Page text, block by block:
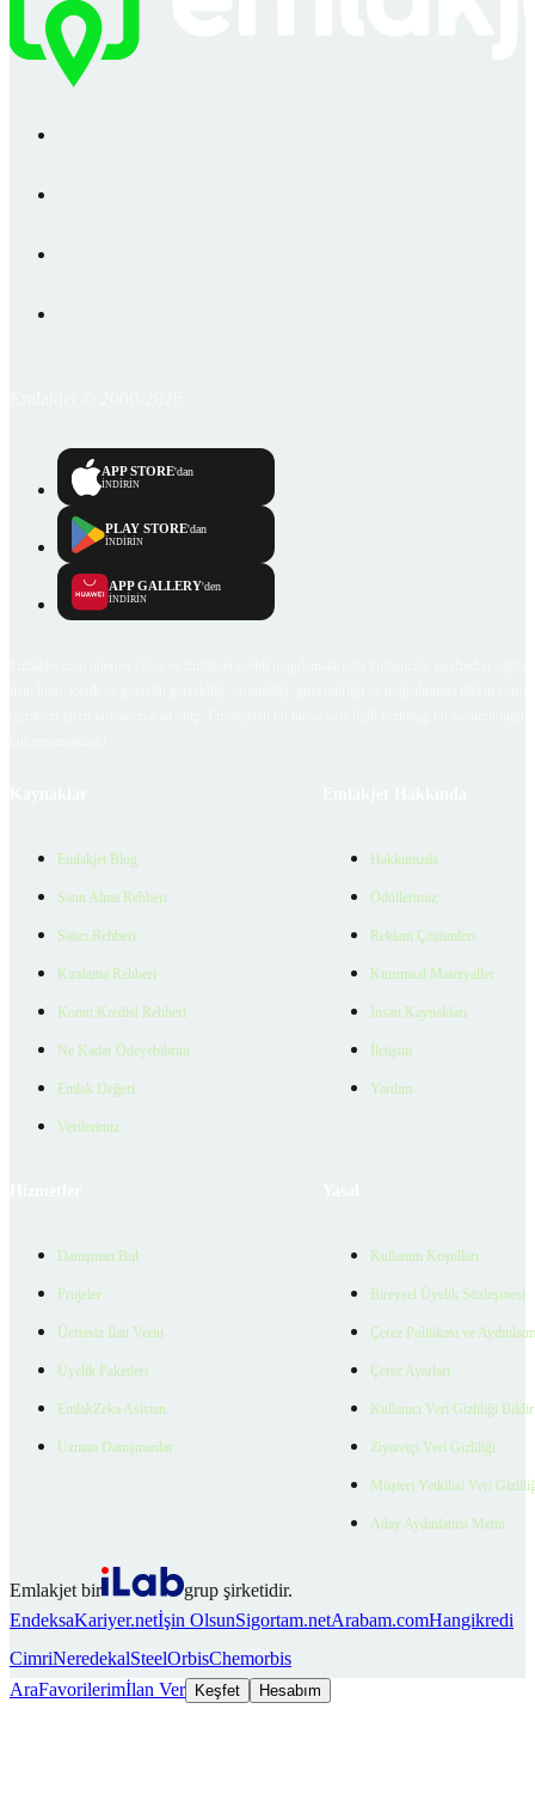
APP STORE'dan
İNDİRİN
PLAY STORE'dan
İNDİRİN
APP GALLERY'den
İNDİRİN
Emlakjet Blog
Satın Alma Rehberi
Satıcı Rehberi
Kiralama Rehberi
Konut Kredisi Rehberi
Ne Kadar Ödeyebilirim
Emlak Değeri
Verilerimiz
Hakkımızda
Ödüllerimiz
Reklam Çözümleri
Kurumsal Materyaller
İnsan Kaynakları
İletişim
Yardım
Danışman Bul
Projeler
Ücretsiz İlan Verin
Üyelik Paketleri
EmlakZeka Asistan
Uzman Danışmanlar
Kullanım Koşulları
Bireysel Üyelik Sözleşmesi
Çerez Politikası ve
Çerez Ayarları
Kullanıcı Veri Gizliliği
Ziyaretçi Veri Gizliliği
Müşteri Yetkilisi Veri
Aday Aydınlatma Metni
Emlakjet bir
grup şirketidir.
EndeksaKariyer.netİşin OlsunSigortam.netArabam.comHangikredi
CimriNeredekalSteelOrbisChemorbis
AraFavorilerimİlan Ver Keşfet Hesabım